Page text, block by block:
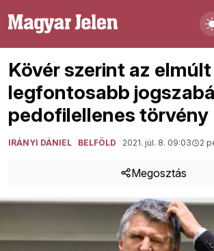
Kövér szerint az elmúlt
legfontosabb
pedofilellenes törvény
IRÁNYI DÁNIEL BELFÖLD 2021. júl. 8. 09:03 2
Megosztás